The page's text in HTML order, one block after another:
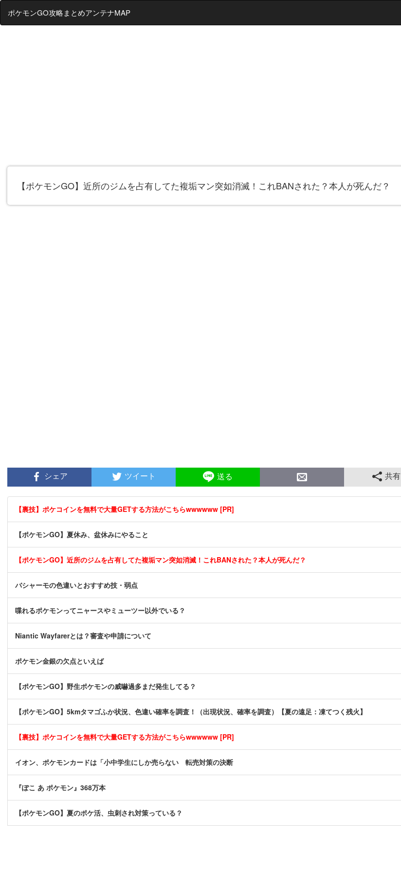
ポケモンGO攻略まとめアンテナMAP
【ポケモンGO】近所のジムを占有してた複垢マン突如消滅！これBANされた？本人が死んだ？
シェア ツイート 送る 共有
【裏技】ポケコインを無料で大量GETする方法がこちらwwwwww [PR]
【ポケモンGO】夏休み、盆休みにやること
【ポケモンGO】近所のジムを占有してた複垢マン突如消滅！これBANされた？本人が死んだ？
バシャーモの色違いとおすすめ技・弱点
喋れるポケモンってニャースやミューツー以外でいる？
Niantic Wayfarerとは？審査や申請について
ポケモン金銀の欠点といえば
【ポケモンGO】野生ポケモンの威嚇過多まだ発生してる？
【ポケモンGO】5kmタマゴふか状況、色違い確率を調査！（出現状況、確率を調査）【夏の遠足：凍てつく残火】
【裏技】ポケコインを無料で大量GETする方法がこちらwwwwww [PR]
イオン、ポケモンカードは「小中学生にしか売らない 転売対策の決断
『ぽこ あ ポケモン』368万本
【ポケモンGO】夏のポケ活、虫刺され対策っている？